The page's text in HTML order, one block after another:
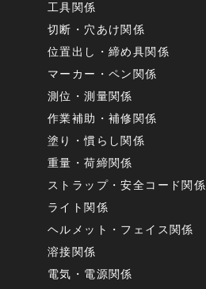
工具関係
切断・穴あけ関係
位置出し・締め具関係
マーカー・ペン関係
測位・測量関係
作業補助・補修関係
塗り・慣らし関係
重量・荷締関係
ストラップ・安全コード関係
ライト関係
ヘルメット・フェイス関係
溶接関係
電気・電源関係